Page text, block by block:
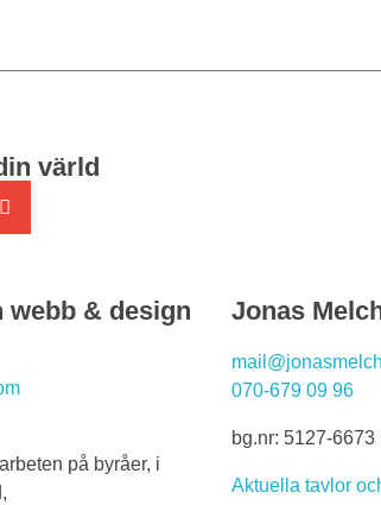
värld
webb & design
på byråer, i
Jonas
070-679 09 96
bg.nr: 5127-6673
Aktuella tavlor